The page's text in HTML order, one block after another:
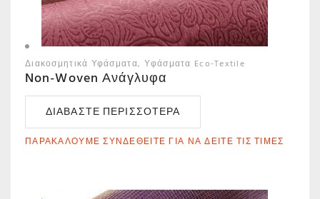
Διακοσμητικά Υφάσματα Υφάσματα Eco-Textile
Non-Woven Ανάγλυφα
ΔΙΑΒΆΣΤΕ ΠΕΡΙΣΣΌΤΕΡΑ
ΠΑΡΑΚΑΛΟΎΜΕ ΣΥΝΔΕΘΕΊΤΕ ΓΙΑ ΝΑ ΔΕΊΤΕ ΤΙΣ ΤΙΜΈΣ